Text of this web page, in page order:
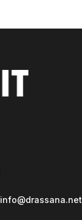
info@drassana.net